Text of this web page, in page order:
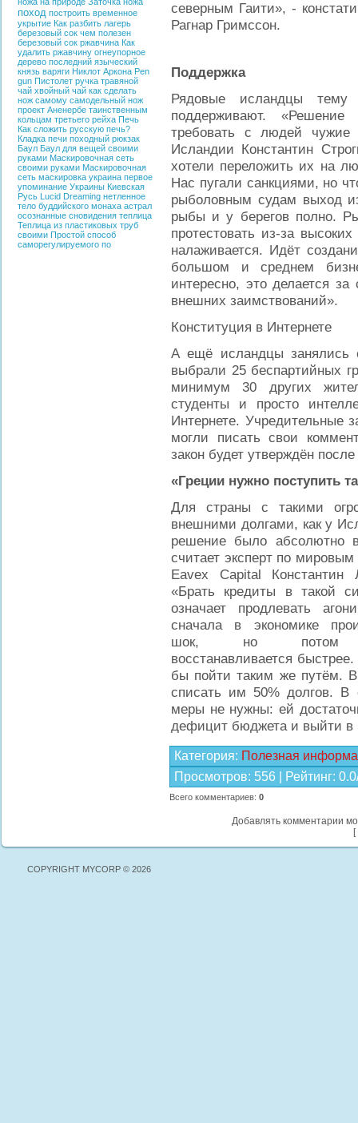
поход построить временное
укрытие Как разбить лагерь
березовый сок чем полезен
березовый сок ржавчина Как
удалить ржавчину огнеупорное
дерево последний языческий
князь варяги Никлот Аркона Pen
gun Пистолет ручка травяной
чай хвойный чай как сделать
нож самому самодельный нож
проект Аненербе таинственным
кольцам третьего рейха Печь
Как сложить русскую печь?
Кладка печи походный рюкзак
Баул Баул для вещей своими
руками Маскировочная сеть
своими руками Маскировочная
сеть маскировка украина первое
упоминание Украины Киевская
Русь Lucid Dreaming нетленное
тело буддийского монаха астрал
осознанные сновидения теплица
Теплица из пластиковых труб
своими Простой способ
саморегулируемого по
северным Гаити», -
Рагнар Гримссон.
Поддержка
Рядовые исландцы тему
поддерживают.
требовать с людей чужие
Исландии Константин
хотели переложить их на
Нас пугали санкциями, но
рыболовным судам выход
рыбы и у берегов полно.
протестовать из-за
налаживается. Идёт
большом и среднем
интересно, это делается
внешних заимствований».
Конституция в Интернете
А ещё исландцы занялись
выбрали 25 беспартийных
минимум 30 других
студенты и просто
Интернете. Учредительные
могли писать свои
закон будет утверждён
«Греции нужно поступить
Для страны с такими
внешними долгами, как у
решение было абсолютно
считает эксперт по
Eavex Capital Константин
«Брать кредиты в такой
означает продлевать
сначала в экономике
шок, но потом
восстанавливается
бы пойти таким же путём.
списать им 50% долгов. В
меры не нужны: ей
дефицит бюджета и выйти в
Категория: Полезная
Просмотров: 556 Рейтинг: 0.0
Всего комментариев: 0
Добавлять комментарии
[
COPYRIGHT MYCORP © 2026